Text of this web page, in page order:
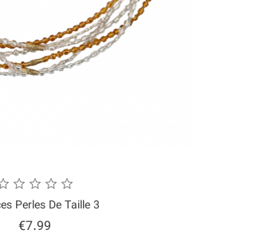
3 Pièces Perles De Taille...
€7.99
Price